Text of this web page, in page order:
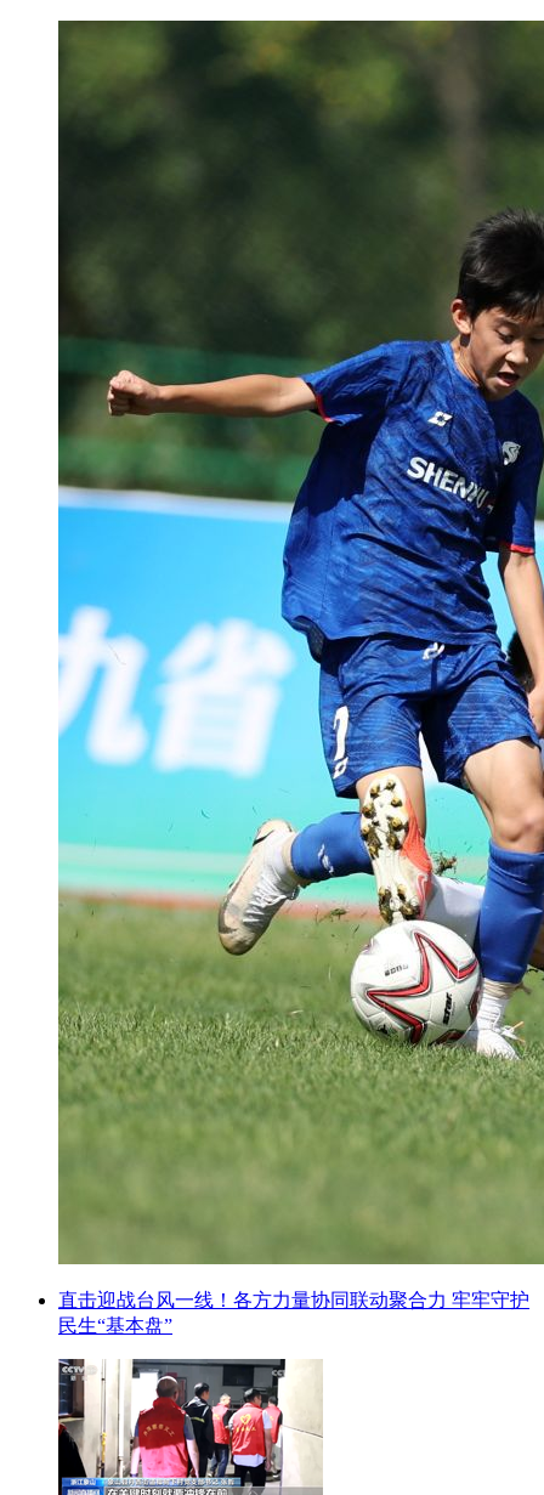
直击迎战台风一线！各方力量协同联动聚合力 牢牢守护
民生“基本盘”